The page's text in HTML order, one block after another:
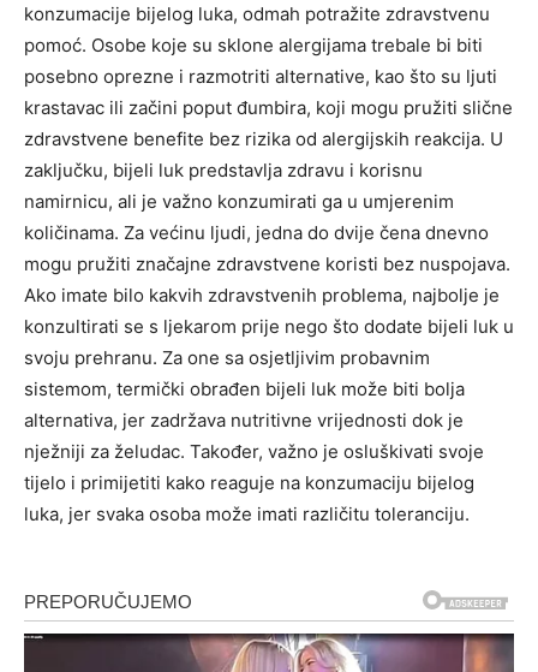
konzumacije bijelog luka, odmah potražite zdravstvenu
pomoć. Osobe koje su sklone alergijama trebale bi biti
posebno oprezne i razmotriti alternative, kao što su ljuti
krastavac ili začini poput đumbira, koji mogu pružiti slične
zdravstvene benefite bez rizika od alergijskih reakcija. U
zaključku, bijeli luk predstavlja zdravu i korisnu
namirnicu, ali je važno konzumirati ga u umjerenim
količinama. Za većinu ljudi, jedna do dvije čena dnevno
mogu pružiti značajne zdravstvene koristi bez nuspojava.
Ako imate bilo kakvih zdravstvenih problema, najbolje je
konzultirati se s ljekarom prije nego što dodate bijeli luk u
svoju prehranu. Za one sa osjetljivim probavnim
sistemom, termički obrađen bijeli luk može biti bolja
alternativa, jer zadržava nutritivne vrijednosti dok je
nježniji za želudac. Također, važno je osluškivati svoje
tijelo i primijetiti kako reaguje na konzumaciju bijelog
luka, jer svaka osoba može imati različitu toleranciju.